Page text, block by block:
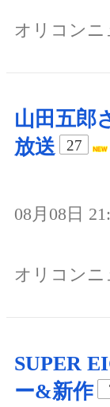
オリコンニ
山田五郎
放送
27
08月08日
オリコンニ
SUPER
ー&新作